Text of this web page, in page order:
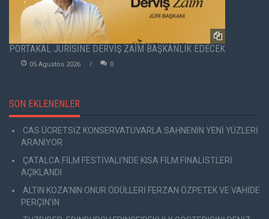
PORTAKAL JÜRİSİNE DERVİŞ ZAİM BAŞKANLIK EDECEK
05 Agustos 2026 0
SON EKLENENLER
CAS ÜCRETSİZ KONSERVATUVARLA SAHNENİN YENİ YÜZLERİ
ARANIYOR
ÇATALCA FİLM FESTİVALİ'NDE KISA FİLM FİNALİSTLERİ
AÇIKLANDI
ALTIN KOZA'NIN ONUR ÖDÜLLERİ FERZAN ÖZPETEK VE VAHİDE
PERÇİN'İN